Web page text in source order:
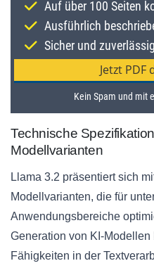
Technische
Modellvarianten
Llama 3.2 präsentiert sich
Modellvarianten, die für
Anwendungsbereiche
Generation von KI-
Fähigkeiten in der